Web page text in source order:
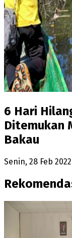
6 Hari
Ditemukan
Bakau
Senin, 28 Feb 2022